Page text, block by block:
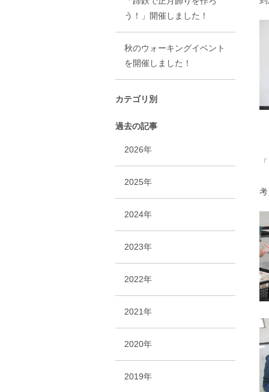
う！」開催しました！
秋のウォーキングイベント
を開催しました！
カテゴリ別
過去の記事
2026年
2025年
2024年
2023年
2022年
2021年
2020年
2019年